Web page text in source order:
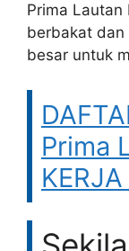
Prima
berbakat dan
besar untuk
Prima